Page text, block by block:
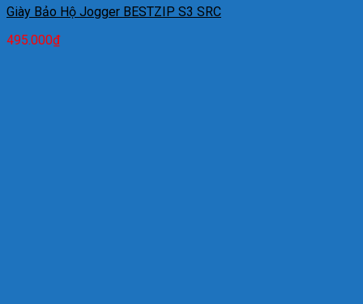
Giày Bảo Hộ Jogger BESTZIP S3 SRC
495.000₫